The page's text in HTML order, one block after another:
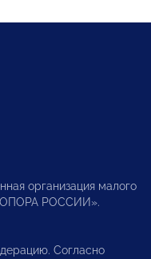
организация малого
«ОПОРА РОССИИ».
Согласно